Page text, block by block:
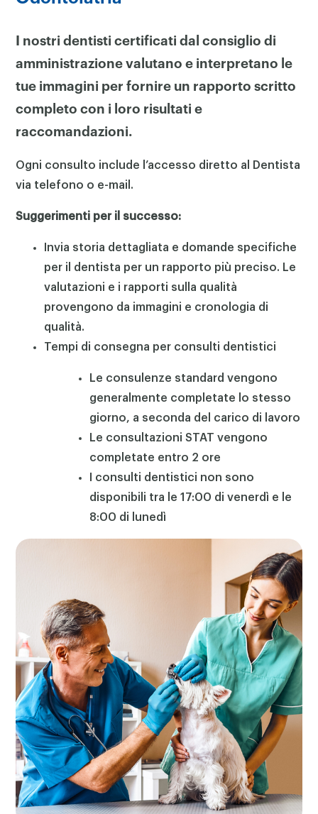
I nostri dentisti certificati dal consiglio di
amministrazione valutano e interpretano le
tue immagini per fornire un rapporto scritto
completo con i loro risultati e
raccomandazioni.
Ogni consulto include l’accesso diretto al Dentista
via telefono o e-mail.
Suggerimenti per il successo:
Invia storia dettagliata e domande specifiche
per il dentista per un rapporto più preciso. Le
valutazioni e i rapporti sulla qualità
provengono da immagini e cronologia di
qualità.
Tempi di consegna per consulti dentistici
Le consulenze standard vengono
generalmente completate lo stesso
giorno, a seconda del carico di lavoro
Le consultazioni STAT vengono
completate entro 2 ore
I consulti dentistici non sono
disponibili tra le 17:00 di venerdì e le
8:00 di lunedì